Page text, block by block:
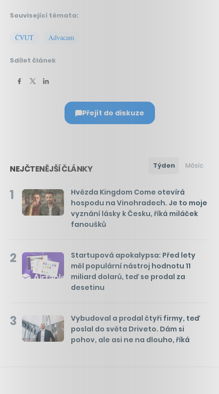
Související témata:
ČVUT Advacam
Sdílet článek
Přejít do diskuze
NEJČTENĚJŠÍ ČLÁNKY Týden Měsíc
1
Hvězda Kingdom Come otevírá
hospodu na Vinohradech. Je to moje
vyznání lásky k Česku, říká miláček
fanoušků
2
Startupová apokalypsa: Před lety
měl populární nástroj hodnotu 11
miliard dolarů, teď se prodal za
desetinu
3
Vybudoval a prodal čtyři firmy, teď
poslal do světa Driveto. Dám si
pohov, ale asi ne na dlouho, říká